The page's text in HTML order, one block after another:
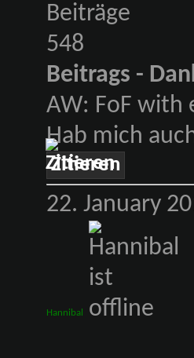
Beiträge
548
Beitrags -
AW: FoF with
Hab mich
Zitieren
22. January
Hannibal